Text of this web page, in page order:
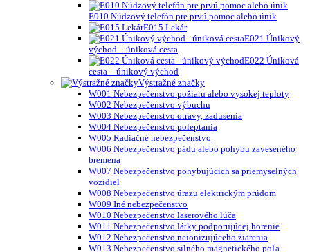
E010 Núdzový telefón pre prvú pomoc alebo únik
E015 Lekár
E021 Únikový
východ – úniková cesta
E022 Úniková
cesta – únikový východ
Výstražné značky
W001 Nebezpečenstvo požiaru alebo vysokej teploty
W002 Nebezpečenstvo výbuchu
W003 Nebezpečenstvo otravy, zadusenia
W004 Nebezpečenstvo poleptania
W005 Radiačné nebezpečenstvo
W006 Nebezpečenstvo pádu alebo pohybu zaveseného
bremena
W007 Nebezpečenstvo pohybujúcich sa priemyselných
vozidiel
W008 Nebezpečenstvo úrazu elektrickým prúdom
W009 Iné nebezpečenstvo
W010 Nebezpečenstvo laserového lúča
W011 Nebezpečenstvo látky podporujúcej horenie
W012 Nebezpečenstvo neionizujúceho žiarenia
W013 Nebezpečenstvo silného magnetického poľa